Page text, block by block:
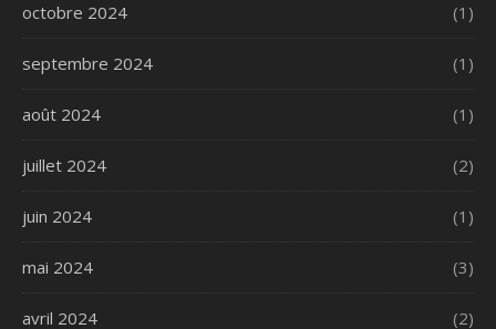
octobre 2024 (1)
septembre 2024 (1)
août 2024 (1)
juillet 2024 (2)
juin 2024 (1)
mai 2024 (3)
avril 2024 (2)